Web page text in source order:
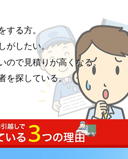
する方。
がしたい。
ので見積りが高くなる。
を探している。